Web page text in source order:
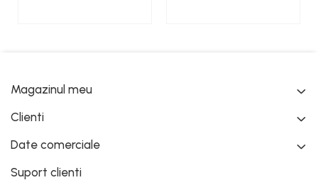
Magazinul meu
Clienti
Date comerciale
Suport clienti